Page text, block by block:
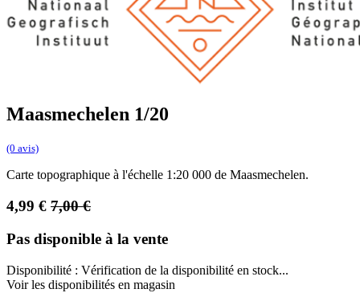
Maasmechelen 1/20
(0 avis)
Carte topographique à l'échelle 1:20 000 de Maasmechelen.
4,99 € 7,00€
Pas disponible à la vente
Disponibilité : Vérification de la disponibilité en stock...
Voir les disponibilités en magasin